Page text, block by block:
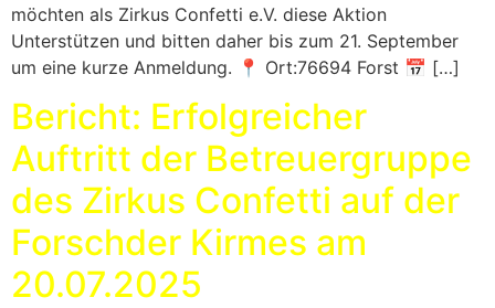
möchten als Zirkus Confetti e.V. diese Aktion
Unterstützen und bitten daher bis zum 21. September
um eine kurze Anmeldung. 📍 Ort:76694 Forst 📅 […]
Bericht: Erfolgreicher
Auftritt der Betreuergruppe
des Zirkus Confetti auf der
Forschder Kirmes am
20.07.2025